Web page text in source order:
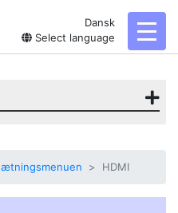
Dansk
Select language
HDMI